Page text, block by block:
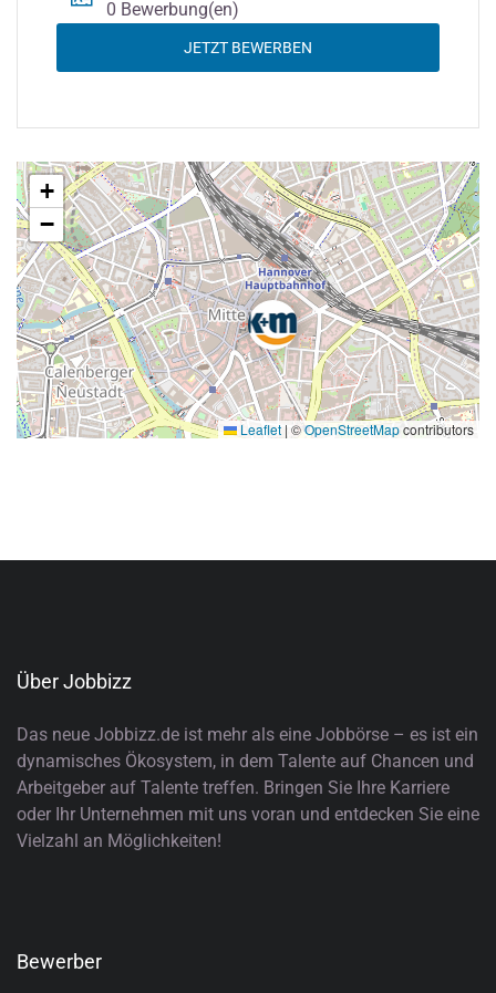
0 Bewerbung(en)
JETZT BEWERBEN
+
−
Leaflet | ©OpenStreetMapcontributors
Über Jobbizz
Das neue Jobbizz.de ist mehr als eine Jobbörse – es ist ein
dynamisches Ökosystem, in dem Talente auf Chancen und
Arbeitgeber auf Talente treffen. Bringen Sie Ihre Karriere
oder Ihr Unternehmen mit uns voran und entdecken Sie eine
Vielzahl an Möglichkeiten!
Bewerber